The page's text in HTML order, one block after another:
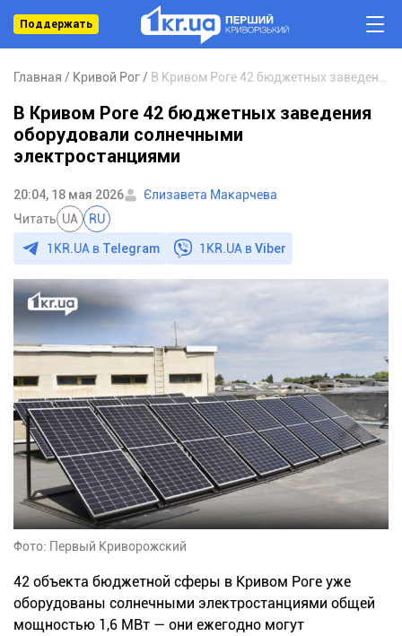
Поддержать
Главная Кривой Рог
В Кривом Роге 42 бюджетных заведения
оборудовали солнечными
электростанциями
20:04, 18 мая 2026
Єлизавета Макарчева
Читать UA RU
1KR.UA в Telegram 1KR.UA вViber
Фото: Первый Криворожский
42 объекта бюджетной сферы в Кривом Роге уже
оборудованы солнечными электростанциями общей
мощностью 1,6 МВт — они ежегодно могут